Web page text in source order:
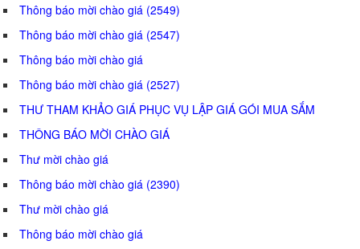
Thông báo mời chào giá (2549)
Thông báo mời chào giá (2547)
Thông báo mời chào giá
Thông báo mời chào giá (2527)
THƯ THAM KHẢO GIÁ PHỤC VỤ LẬP GIÁ GÓI MUA SẮM
THÔNG BÁO MỜI CHÀO GIÁ
Thư mời chào giá
Thông báo mời chào giá (2390)
Thư mời chào giá
Thông báo mời chào giá